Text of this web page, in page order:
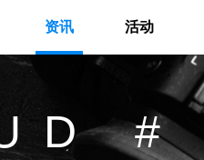
资讯 活动
#